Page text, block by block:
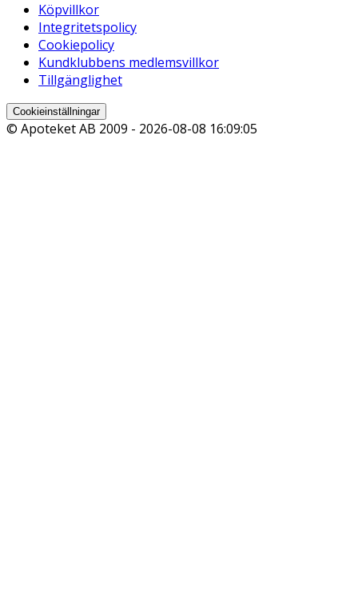
Köpvillkor
Integritetspolicy
Cookiepolicy
Kundklubbens medlemsvillkor
Tillgänglighet
Cookieinställningar
© Apoteket AB 2009 - 2026-08-08 16:09:05